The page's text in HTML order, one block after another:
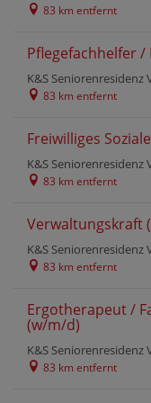
83 km entfernt
Pflegefachhelfer
K&S Seniorenresidenz
83 km entfernt
Freiwilliges
K&S Seniorenresidenz
83 km entfernt
Verwaltungskraft
K&S Seniorenresidenz
83 km entfernt
Ergotherapeut /
(w/m/d)
K&S Seniorenresidenz
83 km entfernt